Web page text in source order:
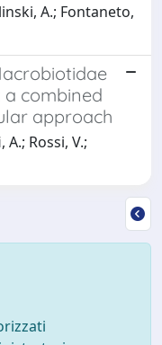
A.; Fontaneto,
a combined
approach
Rossi, V.;